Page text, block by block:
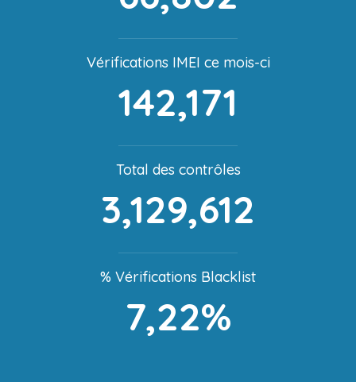
Vérifications IMEI ce mois-ci
142,171
Total des contrôles
3,129,612
% Vérifications Blacklist
7,22%